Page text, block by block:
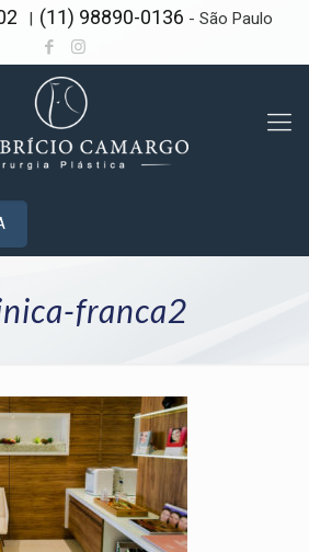
| (11) 98890-0136 - São Paulo
franca2